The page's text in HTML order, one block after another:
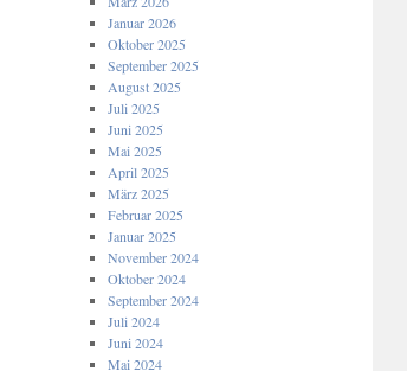
Januar 2026
Oktober 2025
September 2025
August 2025
Juli 2025
Juni 2025
Mai 2025
April 2025
März 2025
Februar 2025
Januar 2025
November 2024
Oktober 2024
September 2024
Juli 2024
Juni 2024
Mai 2024